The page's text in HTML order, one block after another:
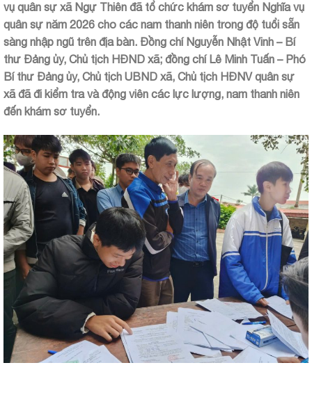
vụ quân sự xã Ngự Thiên đã tổ chức khám sơ tuyển Nghĩa vụ
quân sự năm 2026 cho các nam thanh niên trong độ tuổi sẵn
sàng nhập ngũ trên địa bàn. Đồng chí Nguyễn Nhật Vinh – Bí
thư Đảng ủy, Chủ tịch HĐND xã; đồng chí Lê Minh Tuấn – Phó
Bí thư Đảng ủy, Chủ tịch UBND xã, Chủ tịch HĐNV quân sự
xã đã đi kiểm tra và động viên các lực lượng, nam thanh niên
đến khám sơ tuyển.